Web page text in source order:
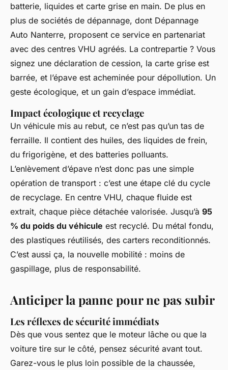
batterie, liquides et carte grise en main. De plus en
plus de sociétés de dépannage, dont Dépannage
Auto Nanterre, proposent ce service en partenariat
avec des centres VHU agréés. La contrepartie ? Vous
signez une déclaration de cession, la carte grise est
barrée, et l’épave est acheminée pour dépollution. Un
geste écologique, et un gain d’espace immédiat.
Impact écologique et recyclage
Un véhicule mis au rebut, ce n’est pas qu’un tas de
ferraille. Il contient des huiles, des liquides de frein,
du frigorigène, et des batteries polluants.
L’enlèvement d’épave n’est donc pas une simple
opération de transport : c’est une étape clé du cycle
de recyclage. En centre VHU, chaque fluide est
extrait, chaque pièce détachée valorisée. Jusqu’à 95
% du poids du véhicule est recyclé. Du métal fondu,
des plastiques réutilisés, des carters reconditionnés.
C’est aussi ça, la nouvelle mobilité : moins de
gaspillage, plus de responsabilité.
Anticiper la panne pour ne pas subir
Les réflexes de sécurité immédiats
Dès que vous sentez que le moteur lâche ou que la
voiture tire sur le côté, pensez sécurité avant tout.
Garez-vous le plus loin possible de la chaussée,